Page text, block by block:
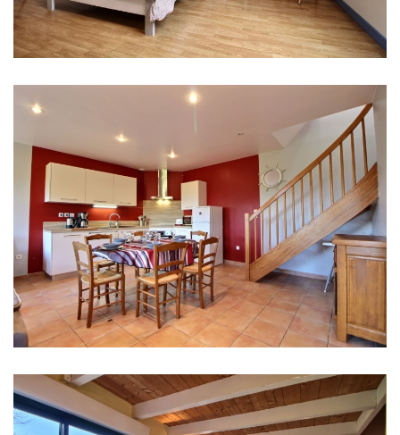
Gite 6 personnes